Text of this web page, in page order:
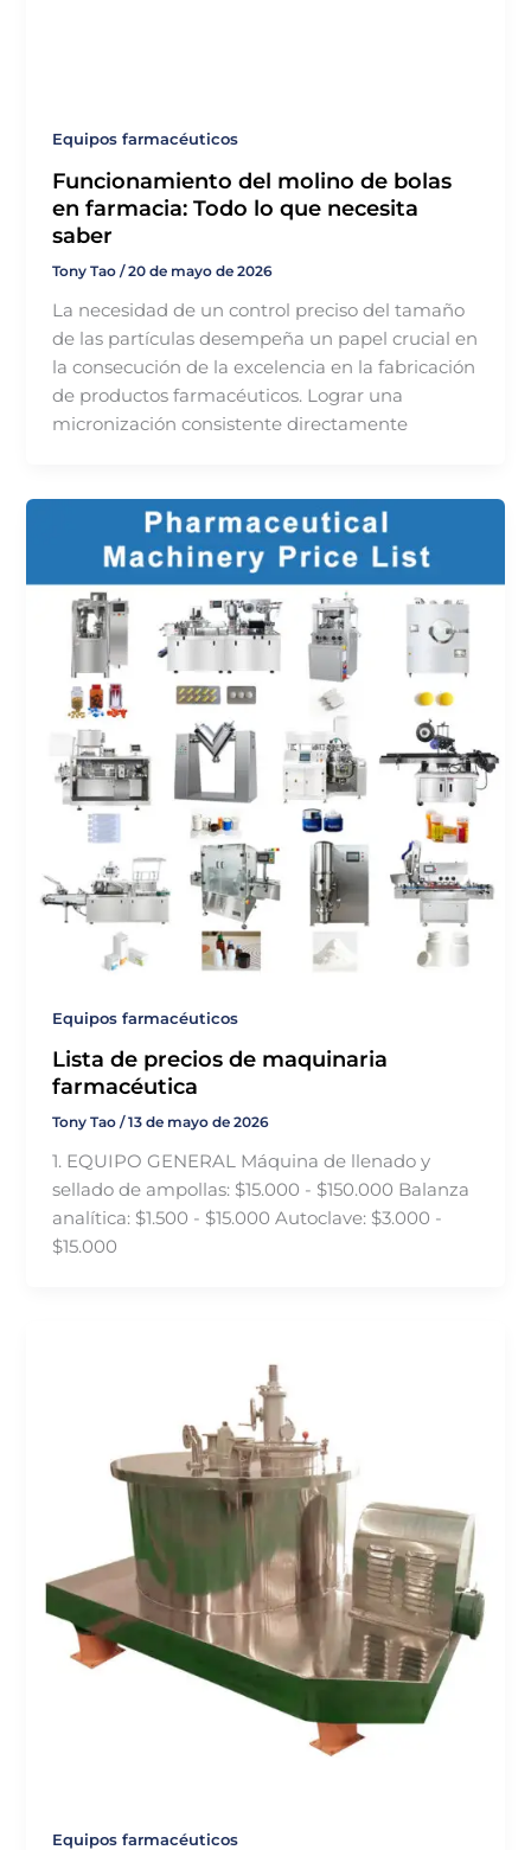
Equipos farmacéuticos
Funcionamiento del molino de bolas
en farmacia: Todo lo que necesita
saber
Tony Tao/20 de mayo de 2026
La necesidad de un control preciso del tamaño
de las partículas desempeña un papel crucial en
la consecución de la excelencia en la fabricación
de productos farmacéuticos. Lograr una
micronización consistente directamente
Equipos farmacéuticos
Lista de precios de maquinaria
farmacéutica
Tony Tao/13 de mayo de 2026
1. EQUIPO GENERAL Máquina de llenado y
sellado de ampollas: $15.000 - $150.000 Balanza
analítica: $1.500 - $15.000 Autoclave: $3.000 -
$15.000
Equipos farmacéuticos